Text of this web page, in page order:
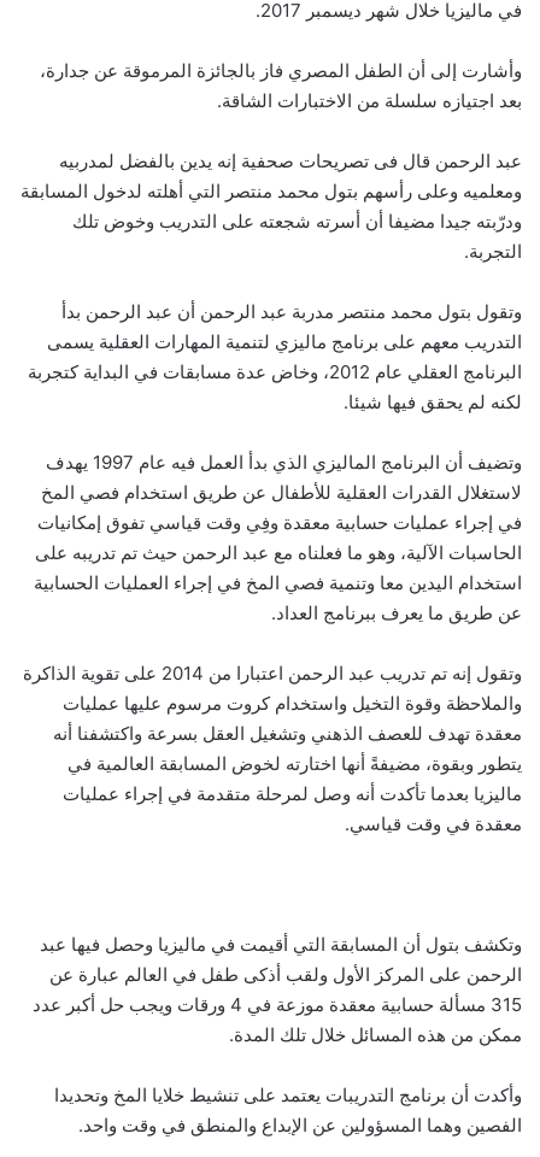
في ماليزيا خلال شهر ديسمبر 2017.
وأشارت إلى أن الطفل المصري فاز بالجائزة المرموقة عن جدارة،
بعد اجتيازه سلسلة من الاختبارات الشاقة.
عبد الرحمن قال فى تصريحات صحفية إنه يدين بالفضل لمدربيه
ومعلميه وعلى رأسهم بتول محمد منتصر التي أهلته لدخول المسابقة
ودرّبته جيدا مضيفا أن أسرته شجعته على التدريب وخوض تلك
التجربة.
وتقول بتول محمد منتصر مدربة عبد الرحمن أن عبد الرحمن بدأ
التدريب معهم على برنامج ماليزي لتنمية المهارات العقلية يسمى
البرنامج العقلي عام 2012، وخاض عدة مسابقات في البداية كتجربة
لكنه لم يحقق فيها شيئا.
وتضيف أن البرنامج الماليزي الذي بدأ العمل فيه عام 1997 يهدف
لاستغلال القدرات العقلية للأطفال عن طريق استخدام فصي المخ
في إجراء عمليات حسابية معقدة وفِي وقت قياسي تفوق إمكانيات
الحاسبات الآلية، وهو ما فعلناه مع عبد الرحمن حيث تم تدريبه على
استخدام اليدين معا وتنمية فصي المخ في إجراء العمليات الحسابية
عن طريق ما يعرف ببرنامج العداد.
وتقول إنه تم تدريب عبد الرحمن اعتبارا من 2014 على تقوية الذاكرة
والملاحظة وقوة التخيل واستخدام كروت مرسوم عليها عمليات
معقدة تهدف للعصف الذهني وتشغيل العقل بسرعة واكتشفنا أنه
يتطور وبقوة، مضيفةً أنها اختارته لخوض المسابقة العالمية في
ماليزيا بعدما تأكدت أنه وصل لمرحلة متقدمة في إجراء عمليات
معقدة في وقت قياسي.
وتكشف بتول أن المسابقة التي أقيمت في ماليزيا وحصل فيها عبد
الرحمن على المركز الأول ولقب أذكى طفل في العالم عبارة عن
315 مسألة حسابية معقدة موزعة في 4 ورقات ويجب حل أكبر عدد
ممكن من هذه المسائل خلال تلك المدة.
وأكدت أن برنامج التدريبات يعتمد على تنشيط خلايا المخ وتحديدا
الفصين وهما المسؤولين عن الإبداع والمنطق في وقت واحد.